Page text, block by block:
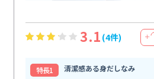
3.1 (4件) ＋
特⻑1
清潔感ある身だしなみ